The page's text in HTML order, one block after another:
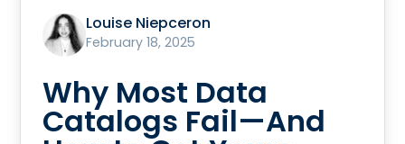
Louise Niepceron
February 18, 2025
Why Most Data
Catalogs Fail—And